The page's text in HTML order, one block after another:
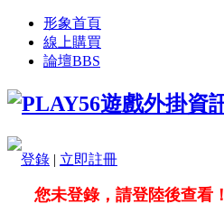
形象首頁
線上購買
論壇BBS
登錄 | 立即註冊
您未登錄，請登陸後查看！